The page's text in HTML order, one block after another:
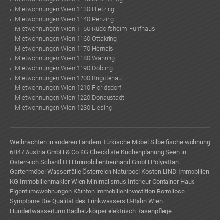
Mietwohnungen Wien 1130 Hietzing
Mietwohnungen Wien 1140 Penzing
Mietwohnungen Wien 1150 Rudolfsheim-Fünfhaus
Mietwohnungen Wien 1160 Ottakring
Mietwohnungen Wien 1170 Hernals
Mietwohnungen Wien 1180 Währing
Mietwohnungen Wien 1190 Döbling
Mietwohnungen Wien 1200 Brigittenau
Mietwohnungen Wien 1210 Floridsdorf
Mietwohnungen Wien 1220 Donaustadt
Mietwohnungen Wien 1230 Liesing
Weihnachten in anderen Ländern Türkische Möbel Silberfische wohnung
6B47 Austria GmbH & Co KG Checkliste Küchenplanung Seen in
Österreich Schantl ITH Immobilientreuhand GmbH Polyrattan
Gartenmöbel Wasserfälle Österreich Naturpool Kosten LIND Immobilien
KG Immobilienmakler Wien Minimalismus Interieur Container Haus
Eigentumswohnungen Kärnten immobilieninvestition Borreliose
Symptome Die Qualität des Trinkwassers U-Bahn Wien
Hundertwasserturm Badheizkörper elektrisch Rasenpflege